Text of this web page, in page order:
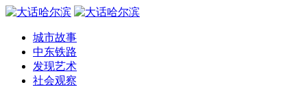
城市故事
中东铁路
发现艺术
社会观察